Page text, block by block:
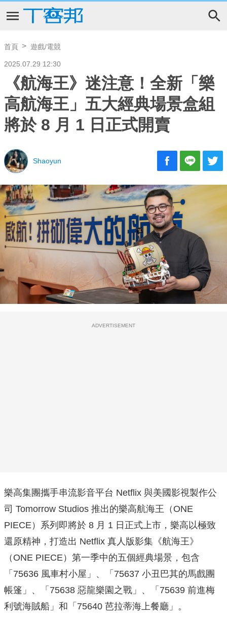
首頁 遊戲/電競
2025.07.29 12:30
《航海王》迷注意！全新「樂
高航海王」五大經典場景盒組
將於 8 月 1 日正式開賣
Shaoyun
ADVERTISEMENT
樂高集團攜手串流影音平台 Netflix 與美國影視製作公
司 Tomorrow Studios 推出的樂高航海王（ONE
PIECE）系列即將於 8 月 1 日正式上市，樂高以極致
還原精神，打造出 Netflix 真人版影集《航海王》
（ONE PIECE）第一季中的五個經典場景，包含
「75636 風車村小屋」、「75637 小丑巴其的馬戲團
帳篷」、「75638 惡龍樂園之戰」、「75639 前進梅
利號海賊船」和「75640 芭拉蒂海上餐廳」。